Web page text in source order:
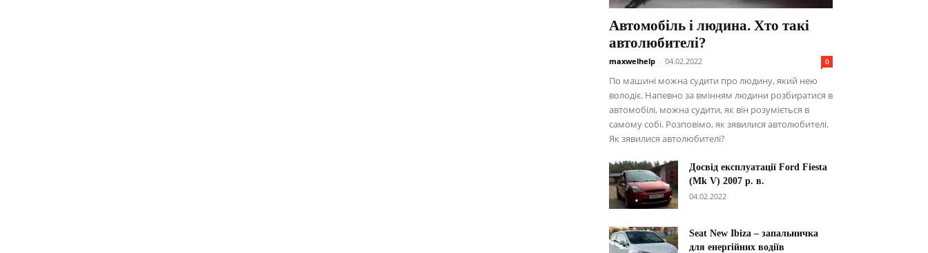
Автомобіль і людина. Хто такі
автолюбителі?
maxwelhelp - 04.02.2022 0
По машині можна судити про людину, який нею
володіє. Напевно за вмінням людини розбиратися в
автомобілі, можна судити, як він розуміється в
самому собі. Розповімо, як зявилися автолюбителі.
Як зявилися автолюбителі?
Досвід експлуатації Ford Fiesta
(Mk V) 2007 р. в.
04.02.2022
Seat New Ibiza – запальничка
для енергійних водіїв